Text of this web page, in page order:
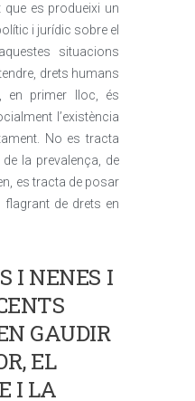
es produeixi un
i jurídic sobre el
situacions
drets humans
en primer lloc, és
l’existència
No es tracta
la prevalença, de
es tracta de posar
de drets en
I NENES I
GAUDIR
EL
I LA